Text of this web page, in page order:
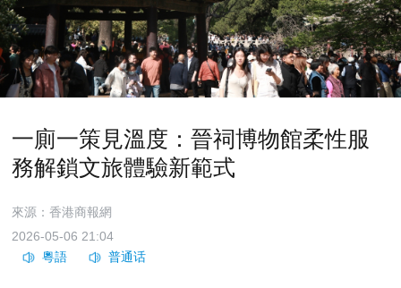
一廁一策見溫度：晉祠博物館柔性服
務解鎖文旅體驗新範式
來源：香港商報網
2026-05-06 21:04